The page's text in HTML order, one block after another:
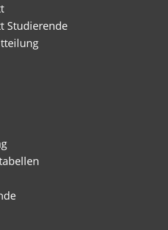
Studierende